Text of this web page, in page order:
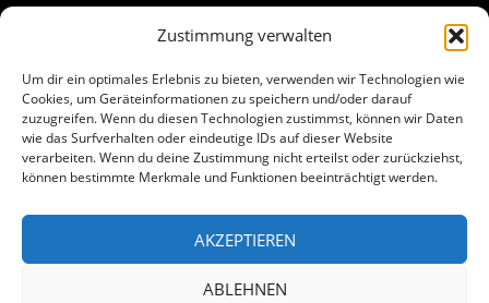
Zustimmung verwalten
Um dir ein optimales Erlebnis zu bieten, verwenden wir Technologien wie
Cookies, um Geräteinformationen zu speichern und/oder darauf
zuzugreifen. Wenn du diesen Technologien zustimmst, können wir Daten
wie das Surfverhalten oder eindeutige IDs auf dieser Website
verarbeiten. Wenn du deine Zustimmung nicht erteilst oder zurückziehst,
können bestimmte Merkmale und Funktionen beeinträchtigt werden.
AKZEPTIEREN
ABLEHNEN
Wir sind Kunde beim Grünen Punkt und gehen damit